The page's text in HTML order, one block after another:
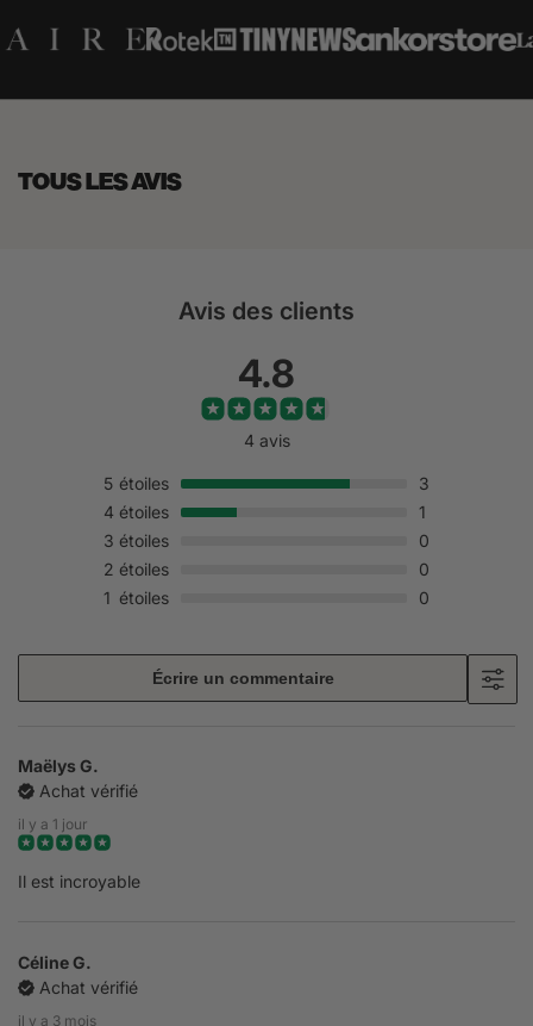
TOUS LES AVIS
Avis des clients
4.8
4 avis
5 étoiles
3
4 étoiles
1
3 étoiles
0
2 étoiles
0
1 étoiles 0
Écrire un commentaire
Maëlys G.
Achat vérifié
il y a 1 jour
Il est incroyable
Céline G.
Achat vérifié
il y a 3 mois